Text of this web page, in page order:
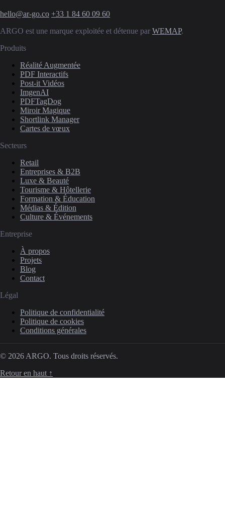
hello@ar-go.co +33 1 84 60 09 60
ARGO est une marque exploitée et détenue par WEMAP.
Produits
Réalité Augmentée
PDF Interactifs
Post-it Vidéos
ImgenAI
PDFTagDog
Miroir Magique
Shortlink Manager
Cartes de vœux
Secteurs
Retail
Entreprises & B2B
Luxe & Beauté
Tourisme & Hôtellerie
Formation & Éducation
Médias & Édition
Culture & Événements
Entreprise
À propos
Projets
Blog
Contact
Légal
Politique de confidentialité
Politique de cookies
Conditions générales
© 2026 ARGO. Tous droits réservés.
Retour en haut ↑